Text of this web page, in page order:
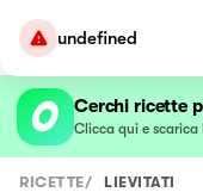
undefined
Cerchi ricette
Clicca qui e scarica
RICETTE/ LIEVITATI